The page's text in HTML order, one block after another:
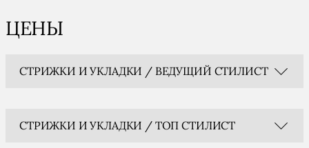
ЦЕНЫ
СТРИЖКИ И УКЛАДКИ / ВЕДУЩИЙ СТИЛИСТ
СТРИЖКИ И УКЛАДКИ / ТОП СТИЛИСТ